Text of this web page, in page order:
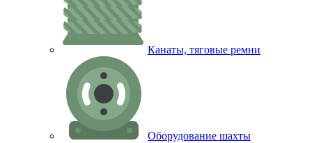
Канаты, тяговые ремни
Оборудование шахты